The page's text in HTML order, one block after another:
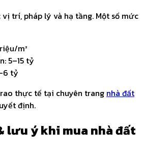
trí, pháp lý và hạ tầng. Một số mức
m²
5–15 tỷ
tỷ
thực tế tại chuyên trang nhà đất
định.
lưu ý khi mua nhà đất